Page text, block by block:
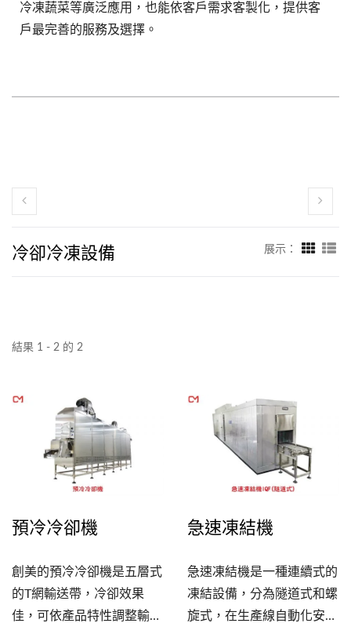
冷凍蔬菜等廣泛應用，也能依客戶需求客製化，提供客
戶最完善的服務及選擇。
冷卻冷凍設備 展示：
結果 1 - 2 的 2
預冷冷卻機
創美的預冷冷卻機是五層式
的T網輸送帶，冷卻效果
佳，可依產品特性調整輸送
急速凍結機
急速凍結機是一種連續式的
凍結設備，分為隧道式和螺
旋式，在生產線自動化安排